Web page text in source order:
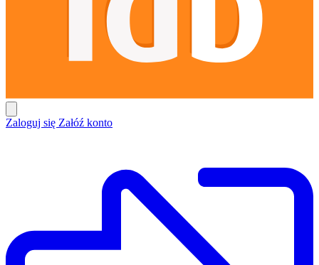
Zaloguj się Załóź konto